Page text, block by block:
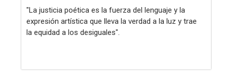
"La justicia poética es la fuerza del lenguaje y la
expresión artística que lleva la verdad a la luz y trae
la equidad a los desiguales".